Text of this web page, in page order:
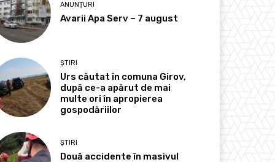
ANUNȚURI
Avarii Apa Serv – 7 august
ȘTIRI
Urs căutat în comuna Girov,
după ce-a apărut de mai
multe ori în apropierea
gospodăriilor
ȘTIRI
Două accidente în masivul